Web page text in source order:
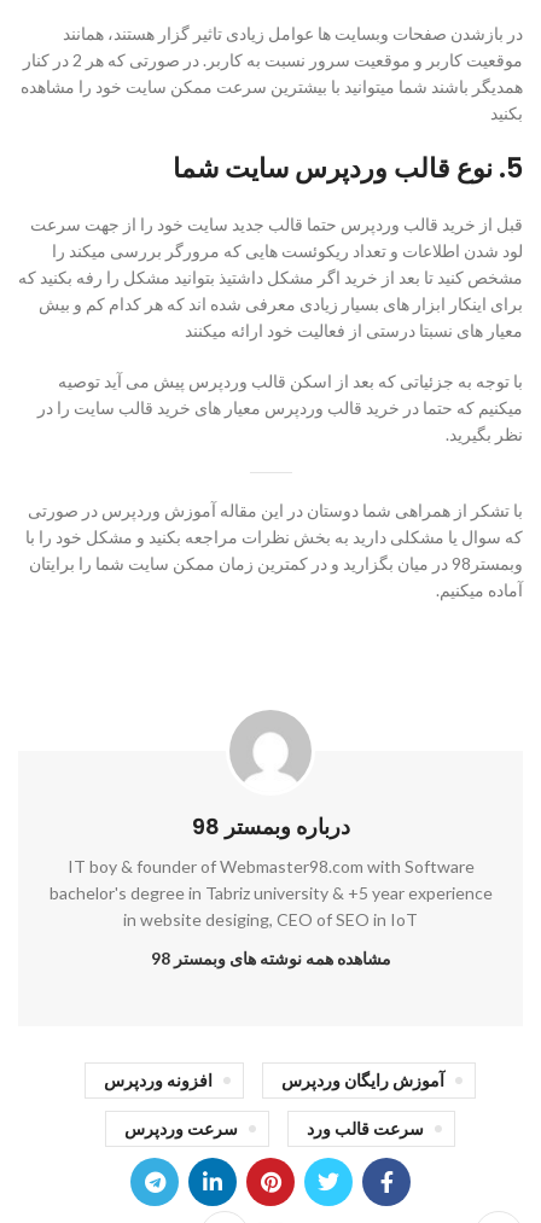
در بازشدن صفحات وبسایت ها عوامل زیادی تاثیر گزار هستند، همانند
موقعیت کاربر و موقعیت سرور نسبت به کاربر. در صورتی که هر 2 در کنار
همدیگر باشند شما میتوانید با بیشترین سرعت ممکن سایت خود را مشاهده
بکنید
5. نوع قالب وردپرس سایت شما
قبل از خرید قالب وردپرس حتما قالب جدید سایت خود را از جهت سرعت
لود شدن اطلاعات و تعداد ریکوئست هایی که مرورگر بررسی میکند را
مشخص کنید تا بعد از خرید اگر مشکل داشتیذ بتوانید مشکل را رفه بکنید که
برای اینکار ابزار های بسیار زیادی معرفی شده اند که هر کدام کم و بیش
معیار های نسبتا درستی از فعالیت خود ارائه میکنند
با توجه به جزئیاتی که بعد از اسکن قالب وردپرس پیش می آید توصیه
میکنیم که حتما در خرید قالب وردپرس معیار های خرید قالب سایت را در
نظر بگیرید.
با تشکر از همراهی شما دوستان در این مقاله آموزش وردپرس در صورتی
که سوال یا مشکلی دارید به بخش نظرات مراجعه بکنید و مشکل خود را با
وبمستر98 در میان بگزارید و در کمترین زمان ممکن سایت شما را برایتان
آماده میکنیم.
درباره وبمستر 98
IT boy & founder of Webmaster98.com with Software
bachelor's degree in Tabriz university & +5 year experience
in website desiging, CEO of SEO in IoT
مشاهده همه نوشته های وبمستر 98
آموزش رایگان وردپرس افزونه وردپرس
سرعت قالب ورد سرعت وردپرس